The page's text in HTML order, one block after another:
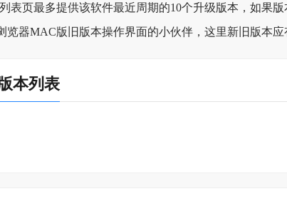
表页最多提供该软件最近周期的10个升级版本，如果
览器MAC版旧版本操作界面的小伙伴，这里新旧版本应
本列表